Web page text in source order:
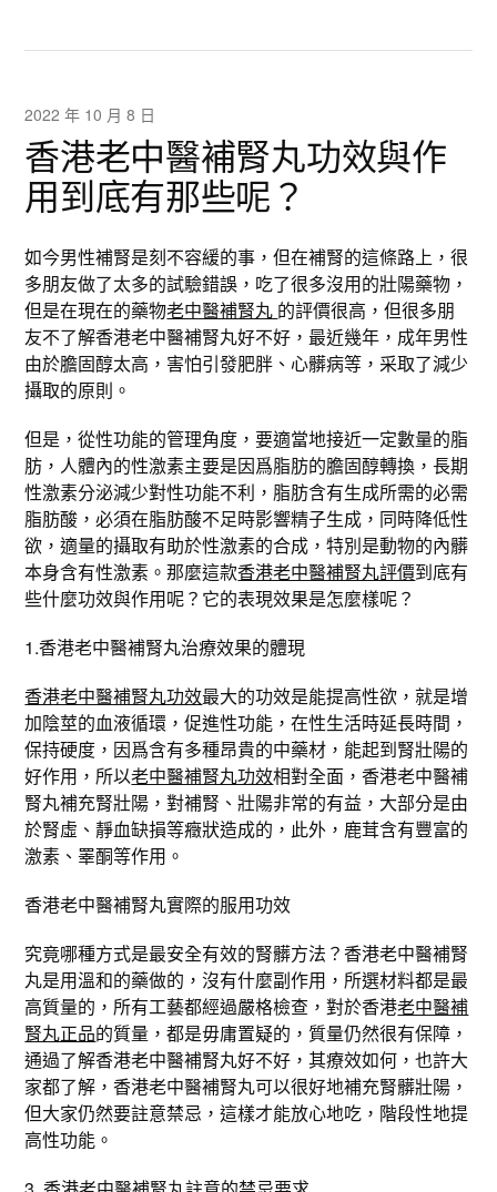
2022 年 10 月 8 日
香港老中醫補腎丸功效與作
用到底有那些呢？
如今男性補腎是刻不容緩的事，但在補腎的這條路上，很
多朋友做了太多的試驗錯誤，吃了很多沒用的壯陽藥物，
但是在現在的藥物老中醫補腎丸 的評價很高，但很多朋
友不了解香港老中醫補腎丸好不好，最近幾年，成年男性
由於膽固醇太高，害怕引發肥胖、心髒病等，采取了減少
攝取的原則。
但是，從性功能的管理角度，要適當地接近一定數量的脂
肪，人體內的性激素主要是因爲脂肪的膽固醇轉換，長期
性激素分泌減少對性功能不利，脂肪含有生成所需的必需
脂肪酸，必須在脂肪酸不足時影響精子生成，同時降低性
欲，適量的攝取有助於性激素的合成，特別是動物的內髒
本身含有性激素。那麼這款香港老中醫補腎丸評價到底有
些什麼功效與作用呢？它的表現效果是怎麼樣呢？
1.香港老中醫補腎丸治療效果的體現
香港老中醫補腎丸功效最大的功效是能提高性欲，就是增
加陰莖的血液循環，促進性功能，在性生活時延長時間，
保持硬度，因爲含有多種昂貴的中藥材，能起到腎壯陽的
好作用，所以老中醫補腎丸功效相對全面，香港老中醫補
腎丸補充腎壯陽，對補腎、壯陽非常的有益，大部分是由
於腎虛、靜血缺損等癥狀造成的，此外，鹿茸含有豐富的
激素、睪酮等作用。
香港老中醫補腎丸實際的服用功效
究竟哪種方式是最安全有效的腎髒方法？香港老中醫補腎
丸是用溫和的藥做的，沒有什麼副作用，所選材料都是最
高質量的，所有工藝都經過嚴格檢查，對於香港老中醫補
腎丸正品的質量，都是毋庸置疑的，質量仍然很有保障，
通過了解香港老中醫補腎丸好不好，其療效如何，也許大
家都了解，香港老中醫補腎丸可以很好地補充腎髒壯陽，
但大家仍然要註意禁忌，這樣才能放心地吃，階段性地提
高性功能。